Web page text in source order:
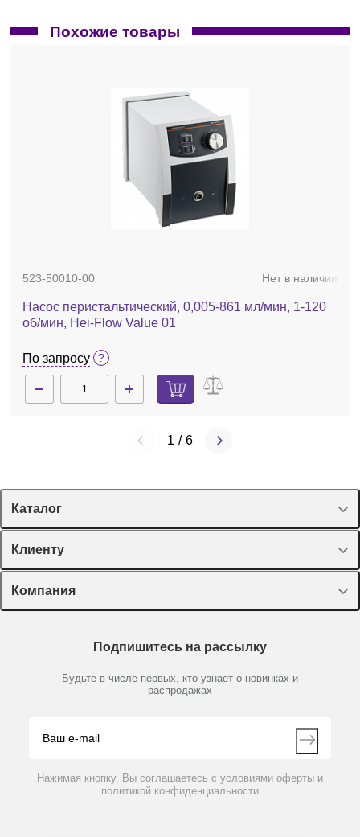
Похожие товары
523-50010-00 Нет в наличии
Насос перистальтический, 0,005-861 мл/мин, 1-120
об/мин, Hei-Flow Value 01
По запросу
1 / 6
Каталог
Спецпредложения
Оборудование, приборы
Пластик, стекло, принадлежности
Химические реактивы, препараты, наборы
Производители
Клиенту
Лекторий Диаэм
Доставка и оплата
Мобильное приложение
Компания
Партнеры
Контакты
Подпишитесь на рассылку
Будьте в числе первых, кто узнает о новинках и
распродажах
Нажимая кнопку, Вы соглашаетесь с условиями оферты и
политикой конфиденциальности